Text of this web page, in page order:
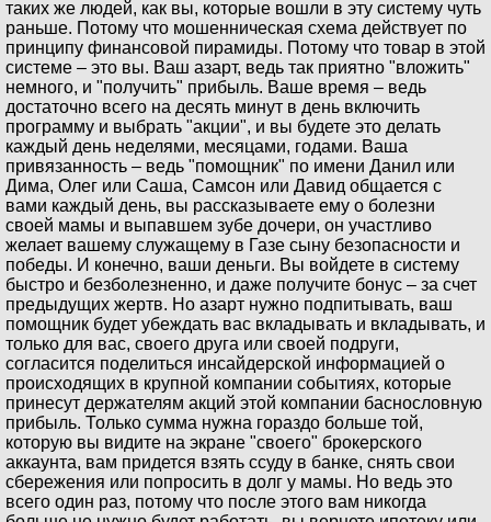
таких же людей, как вы, которые вошли в эту систему чуть
раньше. Потому что мошенническая схема действует по
принципу финансовой пирамиды. Потому что товар в этой
системе – это вы. Ваш азарт, ведь так приятно "вложить"
немного, и "получить" прибыль. Ваше время – ведь
достаточно всего на десять минут в день включить
программу и выбрать "акции", и вы будете это делать
каждый день неделями, месяцами, годами. Ваша
привязанность – ведь "помощник" по имени Данил или
Дима, Олег или Саша, Самсон или Давид общается с
вами каждый день, вы рассказываете ему о болезни
своей мамы и выпавшем зубе дочери, он участливо
желает вашему служащему в Газе сыну безопасности и
победы. И конечно, ваши деньги. Вы войдете в систему
быстро и безболезненно, и даже получите бонус – за счет
предыдущих жертв. Но азарт нужно подпитывать, ваш
помощник будет убеждать вас вкладывать и вкладывать, и
только для вас, своего друга или своей подруги,
согласится поделиться инсайдерской информацией о
происходящих в крупной компании событиях, которые
принесут держателям акций этой компании баснословную
прибыль. Только сумма нужна гораздо больше той,
которую вы видите на экране "своего" брокерского
аккаунта, вам придется взять ссуду в банке, снять свои
сбережения или попросить в долг у мамы. Но ведь это
всего один раз, потому что после этого вам никогда